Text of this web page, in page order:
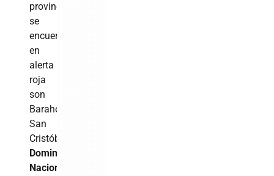
provincias
se
encuentran
en
alerta
roja
son
Barahona,
San
Cristóbal,
Domingo
Nacional